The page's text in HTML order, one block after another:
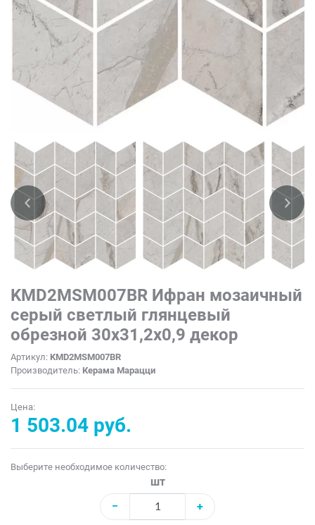
KMD2MSM007BR Ифран мозаичный
серый светлый глянцевый
обрезной 30x31,2x0,9 декор
Артикул: KMD2MSM007BR
Производитель: Керама Марацци
Цена:
1 503.04 руб.
Выберите необходимое количество:
шт
−
+